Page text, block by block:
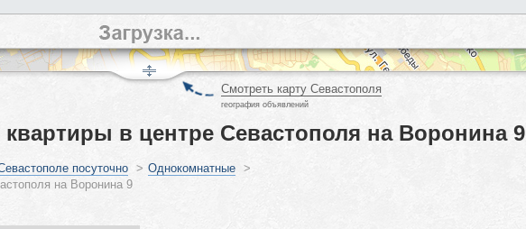
Смотреть карту Севастополя
география объявлений
в центре Севастополя на Воронина 9
посуточно > Однокомнатные >
на Воронина 9